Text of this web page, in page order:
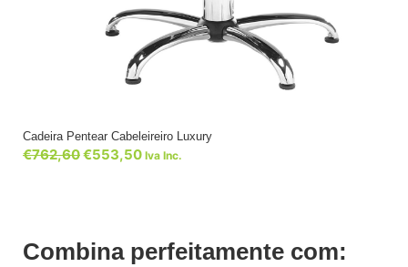
Cadeira Pentear Cabeleireiro Luxury
€762,60€553,50 Iva Inc.
Combina perfeitamente com: